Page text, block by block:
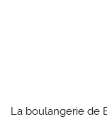
La boulangerie de